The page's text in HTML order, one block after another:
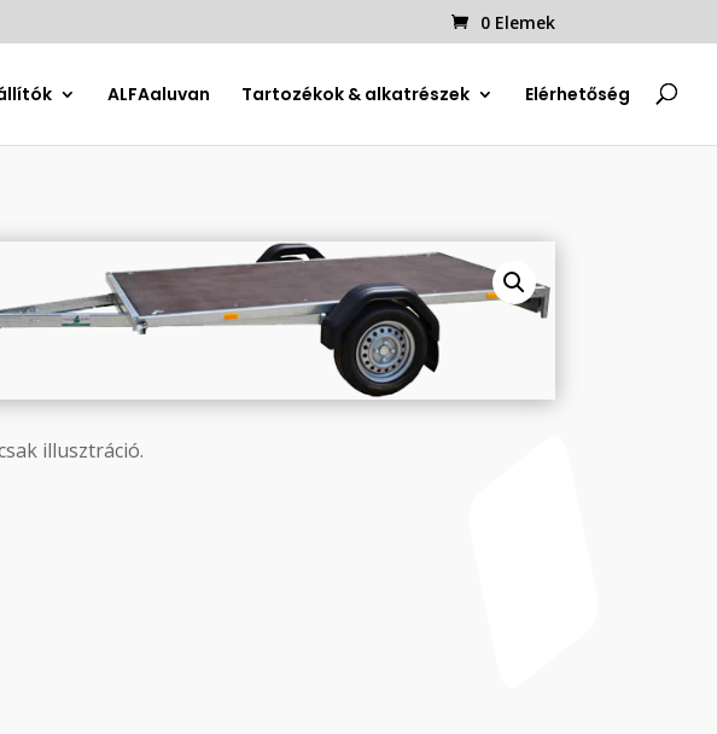
0 Elemek
ALFAaluvan Tartozékok & alkatrészek Elérhetőség
illusztráció.